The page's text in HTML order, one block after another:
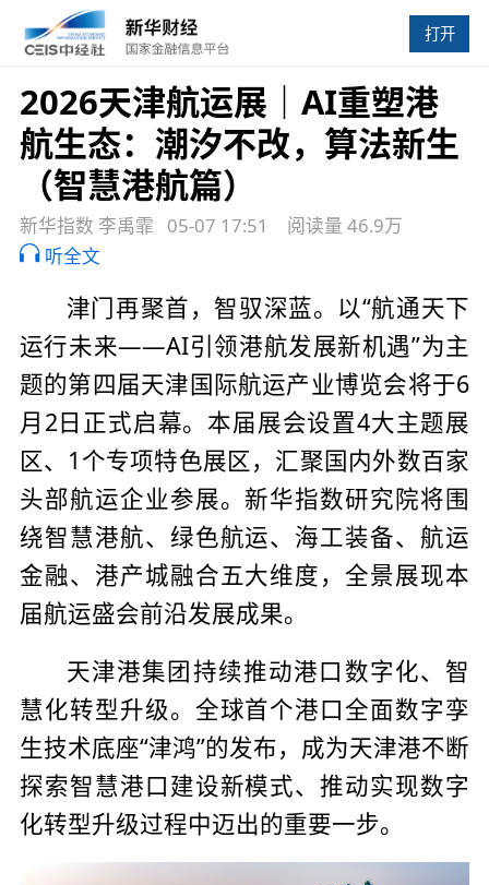
打开
2026天津航运展｜AI重塑港
航生态：潮汐不改，算法新生
（智慧港航篇）
新华指数 李禹霏 05-07 17:51
阅读量 46.9万
听全文
津门再聚首，智驭深蓝。以“航通天下
运行未来——AI引领港航发展新机遇”为主
题的第四届天津国际航运产业博览会将于6
月2日正式启幕。本届展会设置4大主题展
区、1个专项特色展区，汇聚国内外数百家
头部航运企业参展。新华指数研究院将围
绕智慧港航、绿色航运、海工装备、航运
金融、港产城融合五大维度，全景展现本
届航运盛会前沿发展成果。
天津港集团持续推动港口数字化、智
慧化转型升级。全球首个港口全面数字孪
生技术底座“津鸿”的发布，成为天津港不断
探索智慧港口建设新模式、推动实现数字
化转型升级过程中迈出的重要一步。